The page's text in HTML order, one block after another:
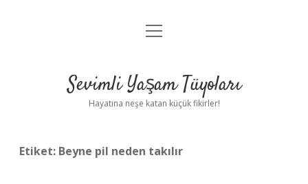
Anasayfa
Yasal Uyarı
menüyü
Sevimli Yaşam Tüyoları
Hayatına neşe katan küçük fikirler!
Etiket: Beyne pil neden takılır